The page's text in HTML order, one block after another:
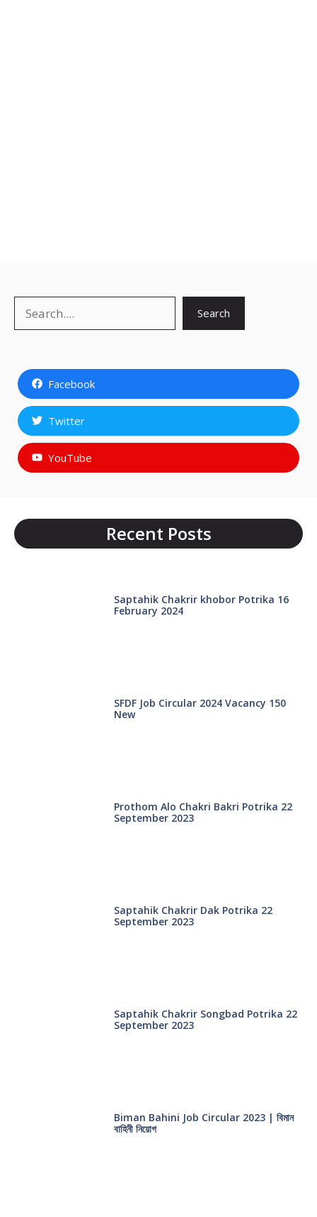
Search
Facebook
Twitter
YouTube
Recent Posts
Saptahik Chakrir khobor Potrika 16
February 2024
SFDF Job Circular 2024 Vacancy 150
New
Prothom Alo Chakri Bakri Potrika 22
September 2023
Saptahik Chakrir Dak Potrika 22
‍September 2023
Saptahik Chakrir Songbad Potrika 22
September 2023
Biman Bahini Job Circular 2023 | বিমান
বাহিনী নিয়োগ